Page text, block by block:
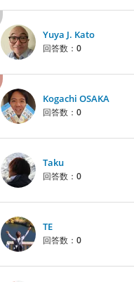
Yuya J. Kato
回答数： 0
Kogachi OSAKA
回答数： 0
Taku
回答数： 0
TE
回答数： 0